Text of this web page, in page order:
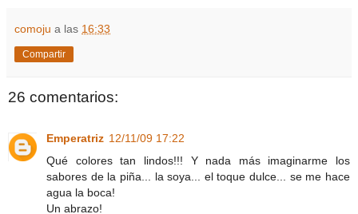
comoju a las 16:33
Compartir
26 comentarios:
Emperatriz 12/11/09 17:22
Qué colores tan lindos!!! Y nada más imaginarme los
sabores de la piña... la soya... el toque dulce... se me hace
agua la boca!
Un abrazo!